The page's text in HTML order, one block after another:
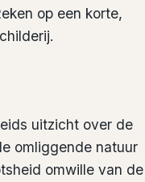
op een korte,
uitzicht over de
omliggende natuur
omwille van de